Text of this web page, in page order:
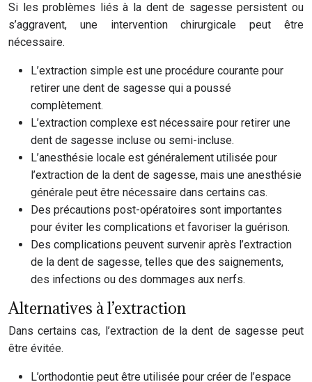
Si les problèmes liés à la dent de sagesse persistent ou
s’aggravent, une intervention chirurgicale peut être
nécessaire.
L’extraction simple est une procédure courante pour
retirer une dent de sagesse qui a poussé
complètement.
L’extraction complexe est nécessaire pour retirer une
dent de sagesse incluse ou semi-incluse.
L’anesthésie locale est généralement utilisée pour
l’extraction de la dent de sagesse, mais une anesthésie
générale peut être nécessaire dans certains cas.
Des précautions post-opératoires sont importantes
pour éviter les complications et favoriser la guérison.
Des complications peuvent survenir après l’extraction
de la dent de sagesse, telles que des saignements,
des infections ou des dommages aux nerfs.
Alternatives à l’extraction
Dans certains cas, l’extraction de la dent de sagesse peut
être évitée.
L’orthodontie peut être utilisée pour créer de l’espace